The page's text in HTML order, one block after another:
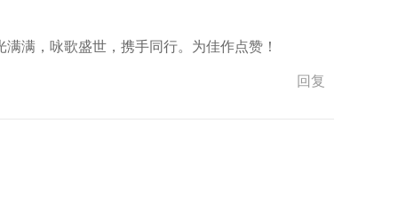
满，咏歌盛世，携手同行。为佳作点赞！
回复